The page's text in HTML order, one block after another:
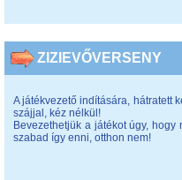
ZIZIEVŐVERSENY
A játékvezető indítására, hátratett
szájjal, kéz nélkül!
Bevezethetjük a játékot úgy,
szabad így enni, otthon nem!